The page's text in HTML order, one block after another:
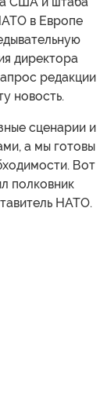
в Европе
директора
редакции
новость.
сценарии и
а мы готовы
Вот
полковник
НАТО.